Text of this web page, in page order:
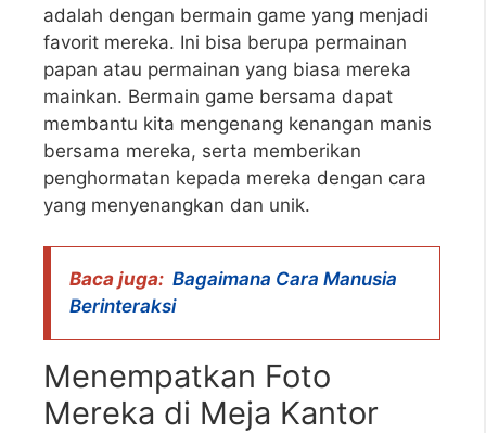
adalah dengan bermain game yang menjadi
favorit mereka. Ini bisa berupa permainan
papan atau permainan yang biasa mereka
mainkan. Bermain game bersama dapat
membantu kita mengenang kenangan manis
bersama mereka, serta memberikan
penghormatan kepada mereka dengan cara
yang menyenangkan dan unik.
Baca juga: Bagaimana Cara Manusia
Berinteraksi
Menempatkan Foto
Mereka di Meja Kantor